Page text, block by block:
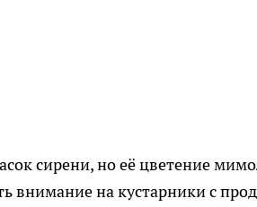
сирени, но её цветение
внимание на кустарники с